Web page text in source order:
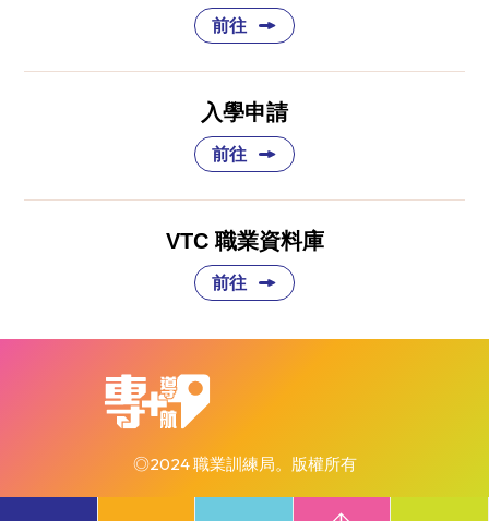
前往
入學申請
前往
VTC 職業資料庫
前往
◎2024 職業訓練局。版權所有